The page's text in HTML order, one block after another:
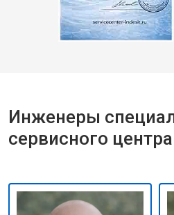
Инженеры
сервисного